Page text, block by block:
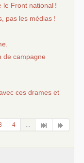
le Front national !
pas les médias !
de campagne
ces drames et
4